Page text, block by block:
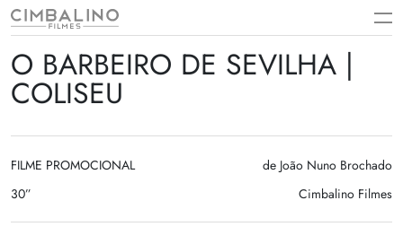
Skip
content
O BARBEIRO DE SEVILHA |
COLISEU
FILME PROMOCIONAL
30”
de João Nuno Brochado
Cimbalino Filmes